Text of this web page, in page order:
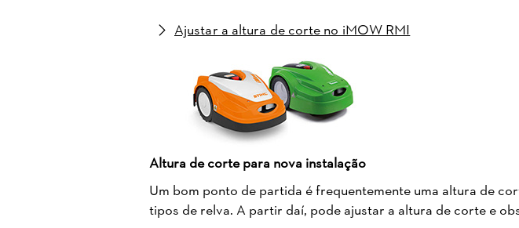
Ajustar a altura de corte no iMOW RMI
Altura de corte para nova instalação
Um bom ponto de partida é frequentemente uma altura de
tipos de relva. A partir daí, pode ajustar a altura de corte e